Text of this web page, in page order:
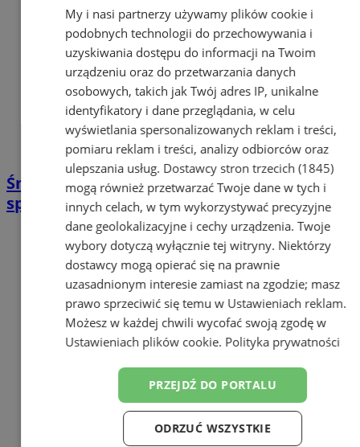
Śniadania na trawie w Łaziskach - pierwsze
spotkanie już 19 lipca
My i nasi partnerzy używamy plików cookie i
podobnych technologii do przechowywania i
uzyskiwania dostępu do informacji na Twoim
urządzeniu oraz do przetwarzania danych
osobowych, takich jak Twój adres IP, unikalne
identyfikatory i dane przeglądania, w celu
wyświetlania spersonalizowanych reklam i treści,
pomiaru reklam i treści, analizy odbiorców oraz
ulepszania usług. Dostawcy stron trzecich (1845)
mogą również przetwarzać Twoje dane w tych i
innych celach, w tym wykorzystywać precyzyjne
dane geolokalizacyjne i cechy urządzenia. Twoje
wybory dotyczą wyłącznie tej witryny. Niektórzy
dostawcy mogą opierać się na prawnie
uzasadnionym interesie zamiast na zgodzie; masz
prawo sprzeciwić się temu w Ustawieniach reklam.
Możesz w każdej chwili wycofać swoją zgodę w
Ustawieniach plików cookie. Polityka prywatności
PRZEJDŹ DO PORTALU
ODRZUĆ WSZYSTKIE